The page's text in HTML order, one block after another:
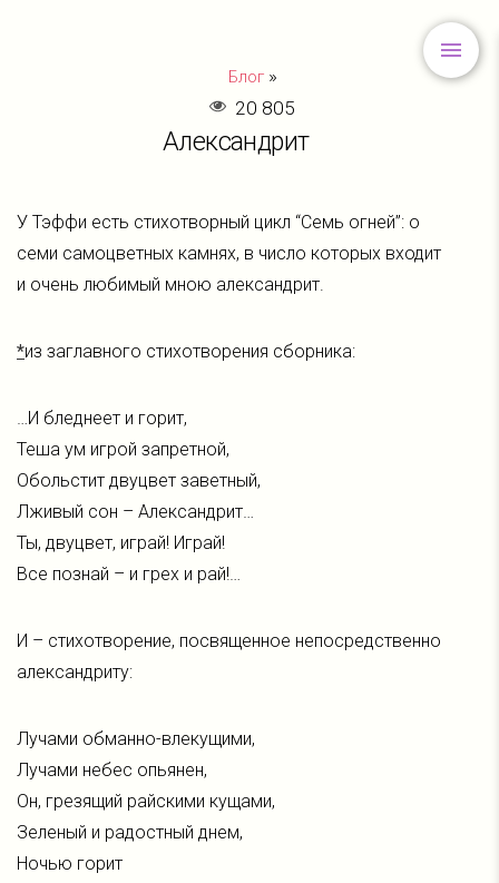
Блог»
20 805
Александрит
У Тэффи есть стихотворный цикл “Семь огней”: о
семи самоцветных камнях, в число которых входит
и очень любимый мною александрит.
*из заглавного стихотворения сборника:
…И бледнеет и горит,
Теша ум игрой запретной,
Обольстит двуцвет заветный,
Лживый сон – Александрит…
Ты, двуцвет, играй! Играй!
Все познай – и грех и рай!…
И – стихотворение, посвященное непосредственно
александриту:
Лучами обманно-влекущими,
Лучами небес опьянен,
Он, грезящий райскими кущами,
Зеленый и радостный днем,
Ночью горит